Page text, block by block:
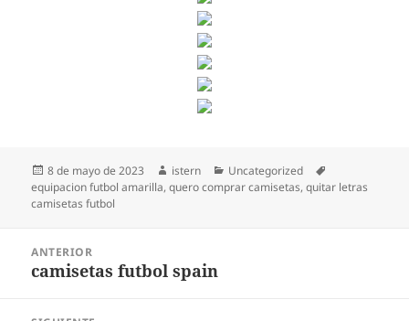
Publicado
el
8 de mayo de 2023 Autor
istern Categorías
Uncategorized
equipacion futbol amarilla,quero comprar camisetas,quitar letras
camisetas futbol
entradas
ANTERIOR
Entrada
camisetas futbol spain